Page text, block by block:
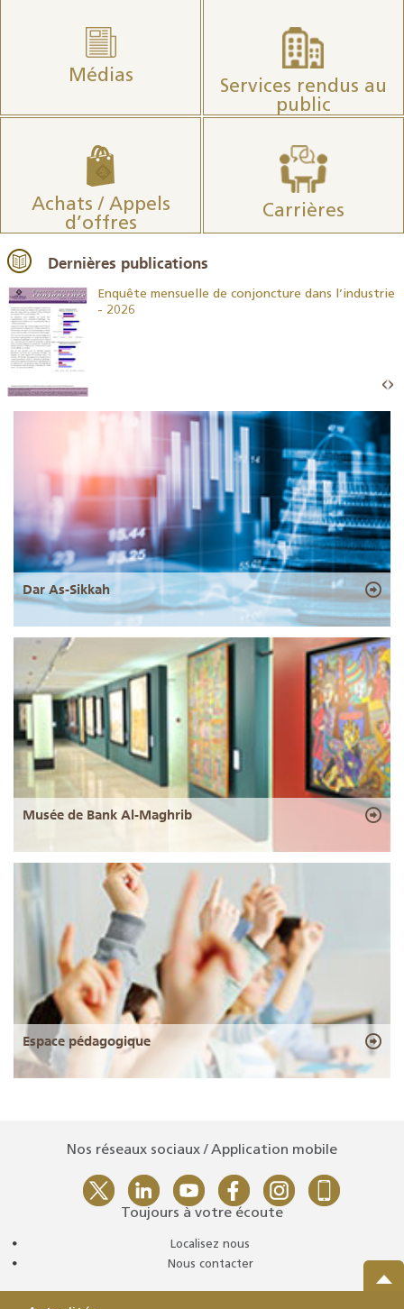
Médias
Services rendus au
public
Achats / Appels
d’offres
Carrières
Dernières publications
Enquête mensuelle de conjoncture dans l’industrie
- 2026
Dar As-Sikkah
Musée de Bank Al-Maghrib
Espace pédagogique
Nos réseaux sociaux / Application mobile
Toujours à votre écoute
Localisez nous
Nous contacter